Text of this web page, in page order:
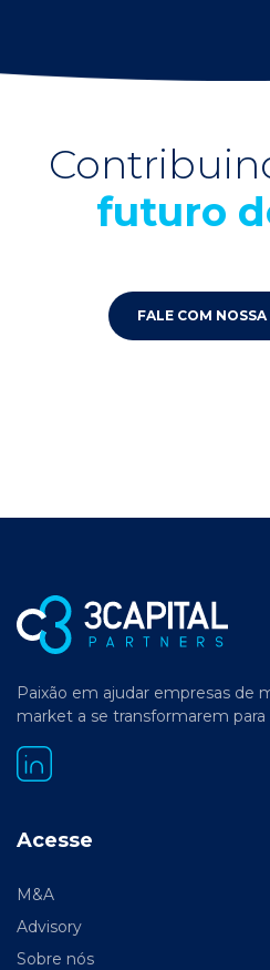
futuro
FALE COM
Paixão em ajudar empresas de
market a se transformarem para
Acesse
M&A
Advisory
Sobre nós